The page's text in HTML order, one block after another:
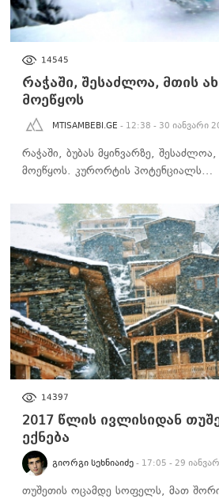
14545
რაჭაში, შესაძლოა, მთის
მოეწყოს
MTISAMBEBI.GE - 12:38 - 30 იანვარი
რაჭაში, ბუბას მყინვარზე,
მოეწყოს. კურორტის პოტენციალს…
14397
2017 წლის ივლისიდან
ექნება
ᲒᲘᲝᲠᲒᲘ ᲡᲔᲮᲜᲘᲐᲘᲫᲔ - 17:05 - 29
თუშეთის ოცამდე სოფელს, მათ